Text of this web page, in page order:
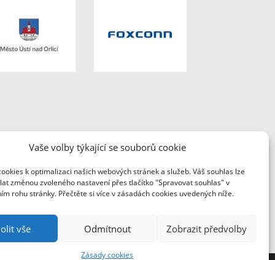
Vaše volby týkající se souborů cookie
k optimalizaci našich webových stránek a služeb. Váš souhlas lze
změnou zvoleného nastavení přes tlačítko "Spravovat souhlas" v
rohu stránky. Přečtěte si více v zásadách cookies uvedených níže.
vše Odmítnout Zobrazit předvolby
Zásady cookies
Česká republika.